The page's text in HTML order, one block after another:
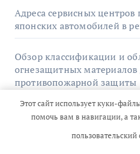
Адреса сервисных
японских автомобилей в
Обзор классификации и
огнезащитных материалов
противопожарной защиты
Что такое GPU-серверы и
Этот сайт использует куки-
помочь вам в навигации, а